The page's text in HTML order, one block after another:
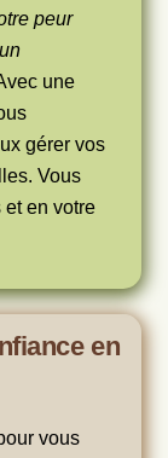
peur
une
gérer vos
Vous
en votre
en
vous